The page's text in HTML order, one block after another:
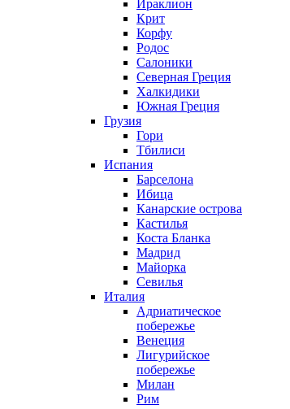
Ираклион
Крит
Корфу
Родос
Салоники
Северная Греция
Халкидики
Южная Греция
Грузия
Гори
Тбилиси
Испания
Барселона
Ибица
Канарские острова
Кастилья
Коста Бланка
Мадрид
Майорка
Севилья
Италия
Адриатическое
побережье
Венеция
Лигурийское
побережье
Милан
Рим